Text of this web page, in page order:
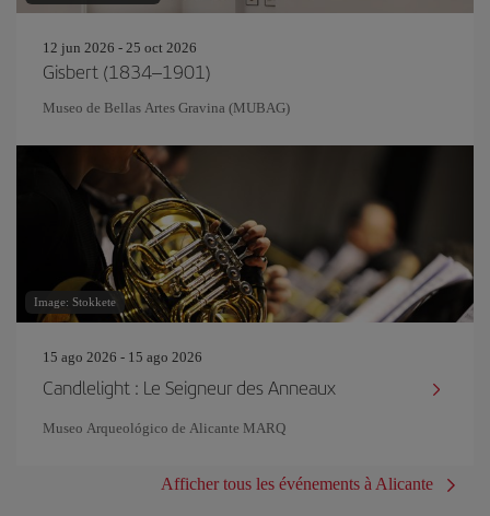
12 jun 2026 - 25 oct 2026
Gisbert (1834–1901)
Museo de Bellas Artes Gravina (MUBAG)
Image: Stokkete
15 ago 2026 - 15 ago 2026
Candlelight : Le Seigneur des Anneaux
Museo Arqueológico de Alicante MARQ
Afficher tous les événements à Alicante